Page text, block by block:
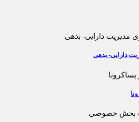
دارایی- بدهی